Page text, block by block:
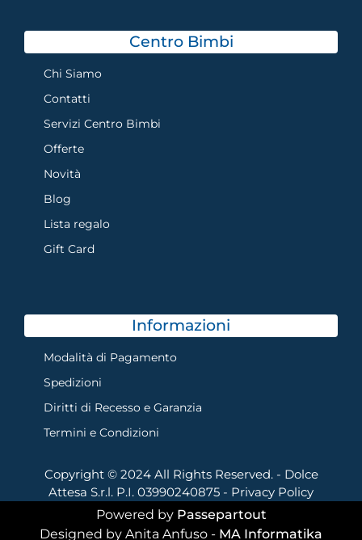
Centro Bimbi
Chi Siamo
Contatti
Servizi Centro Bimbi
Offerte
Novità
Blog
Lista regalo
Gift Card
Informazioni
Modalità di Pagamento
Spedizioni
Diritti di Recesso e Garanzia
Termini e Condizioni
Copyright © 2024 All Rights Reserved. - Dolce
Attesa S.r.l. P.I. 03990240875 - Privacy Policy
Powered by Passepartout
Designed by Anita Anfuso - MA Informatika